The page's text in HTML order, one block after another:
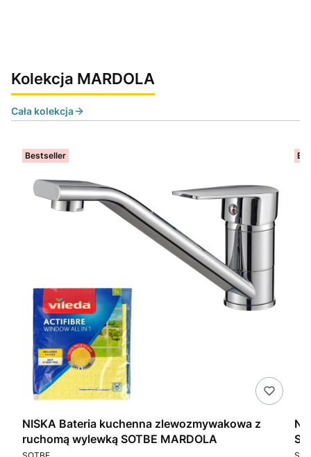
Kolekcja MARDOLA
Cała kolekcja
Bestseller
NISKA Bateria kuchenna zlewozmywakowa z
ruchomą wylewką SOTBE MARDOLA
PRODUCENT